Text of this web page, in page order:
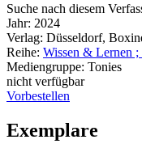
Suche nach diesem
Jahr: 2024
Verlag: Düsseldorf,
Reihe: Wissen & Lernen
Mediengruppe: Tonies
nicht verfügbar
Vorbestellen
Exemplare